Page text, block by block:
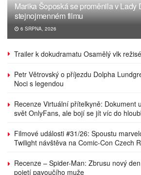
Marika Šoposká se proměnila v Lady
stejnojmenném filmu
6 SRPNA, 2026
Trailer k dokudramatu Osamělý vlk
Petr Větrovský o příjezdu Dolpha
Noci s legendou
Recenze Virtuální přítelkyně: Dokument
svět OnlyFans, ale bojí se jít víc do
Filmové události #31/26: Spoustu
Twilight návštěva na Comic-Con Czech
Recenze – Spider-Man: Zbrusu nový
pojetí pavoučího muže